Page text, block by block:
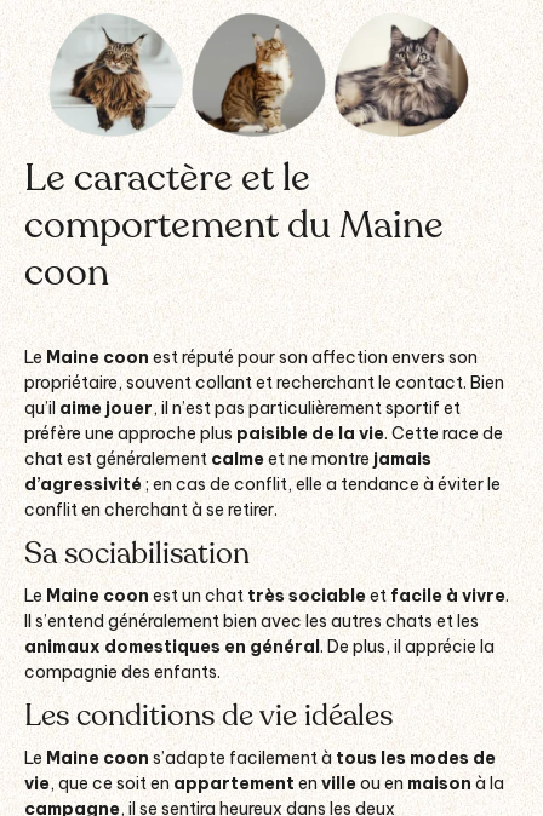
Le caractère et le
comportement du Maine
coon
LeMaine coon est réputé pour son affection envers son
propriétaire, souvent collant et recherchant le contact. Bien
qu’ilaime jouer, il n’est pas particulièrement sportif et
préfère une approche plus paisible de la vie. Cette race de
chat est généralement calmeet ne montre jamais
d’agressivité; en cas de conflit, elle a tendance à éviter le
conflit en cherchant à se retirer.
Sa sociabilisation
Le Maine coon est un chat très sociableetfacile à vivre.
Il s’entend généralement bien avec les autres chats et les
animaux domestiques en général. De plus, il apprécie la
compagnie des enfants.
Les conditions de vie idéales
Le Maine coons’adapte facilement à tous les modes de
vie, que ce soit en appartement envilleou en maison à la
campagne, il se sentira heureux dans les deux